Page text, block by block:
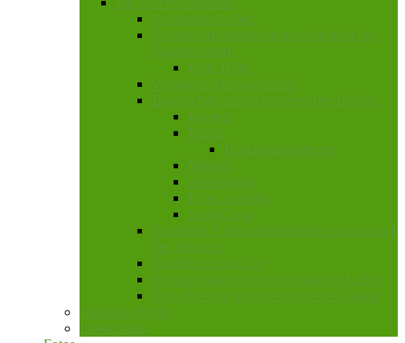
Spirituelles Leben
Verantwortungsbewusstes Leben in der
Gemeinschaft
Erste Hilfe
Weltweite Verbundenheit
Bereitschaft zum Abenteuer des Lebens
Knoten
Bünde
Buschmannsriemen
Morsen
Ausrüstung
Feuer machen
ScoutCrypt
Kritisches Auseinandersetzten mit sich und
der Umwelt
Schöpferisches Tun
Körperbewusstsein und gesundes Leben
Einfaches und naturverbundenes Leben
Nützliche Links
Downloads